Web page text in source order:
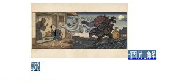
個別解
説